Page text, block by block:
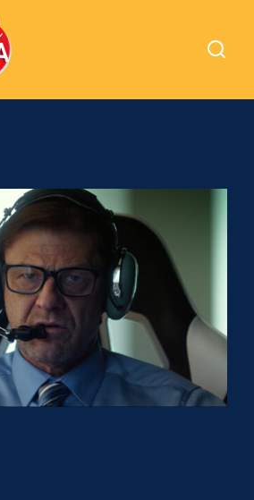
– Onde O Cinema Acontece
SIGN IN
agree to